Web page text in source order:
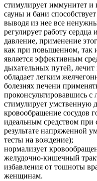
стимулирует иммунитет и
сауны и бани
выводя из нее все
регулирует работу сердца
давление, применение
как при повышенном, так
является эффективным
дыхательных путей,
обладает легким
болезнях печени
проконсультировавшись с
стимулирует умственную
кровообращение сосудов
идеальным средством при
результате напряженной
тесты на вождение);
нормализует
желудочно-кишечный
избавления от тошноты
женщинам.